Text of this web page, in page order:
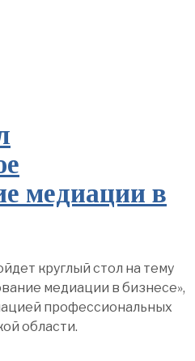
медиации в
круглый стол на тему
медиации в бизнесе»,
профессиональных
области.